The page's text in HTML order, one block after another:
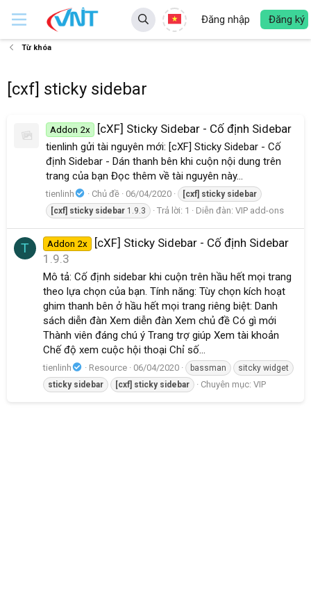
Đăng nhập Đăng ký
Từ khóa
[cxf] sticky sidebar
Addon 2x [cXF] Sticky Sidebar - Cố định Sidebar
tienlinh gửi tài nguyên mới: [cXF] Sticky Sidebar - Cố
định Sidebar - Dán thanh bên khi cuộn nội dung trên
trang của bạn Đọc thêm về tài nguyên này...
tienlinh Chủ đề 06/04/2020 [cxf] sticky sidebar
[cxf] sticky sidebar 1.9.3 Trả lời: 1 Diễn đàn: VIP add-ons
T Addon 2x
[cXF] Sticky Sidebar - Cố định Sidebar
1.9.3
Mô tả: Cố định sidebar khi cuộn trên hầu hết mọi trang
theo lựa chọn của bạn. Tính năng: Tùy chọn kích hoạt
ghim thanh bên ở hầu hết mọi trang riêng biệt: Danh
sách diễn đàn Xem diễn đàn Xem chủ đề Có gì mới
Thành viên đáng chú ý Trang trợ giúp Xem tài khoản
Chế độ xem cuộc hội thoại Chỉ số...
tienlinh Resource 06/04/2020 bassman
sitcky widget
sticky sidebar [cxf] sticky sidebar Chuyên mục: VIP